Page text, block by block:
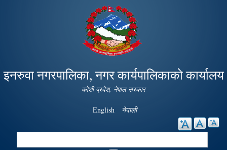
Skip to
main
content
इनरुवा नगरपालिका, नगर कार्यपालिकाको कार्यालय
कोशी प्रदेश, नेपाल सरकार
English नेपाली
Search